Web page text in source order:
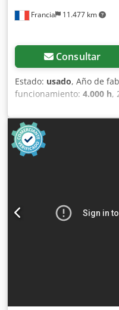
Francia 11.477 km
Consultar
Estado: usado, Año de
funcionamiento: 4.000 h,
Rodillo tándem usado |
🚛 Entrega disponible en
calculadora de envío
Dcjdpfxozim T Hj Abzek
haga una oferta. Pago
Comentario del
estado. El contador ha
profesionales ✔ Entrega